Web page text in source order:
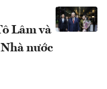
Lâm và
nước